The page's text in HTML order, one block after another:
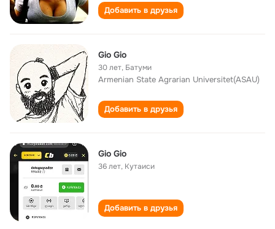
Добавить в друзья
Gio Gio
30 лет, Батуми
Armenian State Agrarian Universitet(ASAU)
Добавить в друзья
Gio Gio
36 лет, Кутаиси
Добавить в друзья